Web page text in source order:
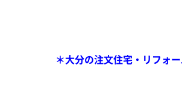
＊大分の注文住宅・リフォ